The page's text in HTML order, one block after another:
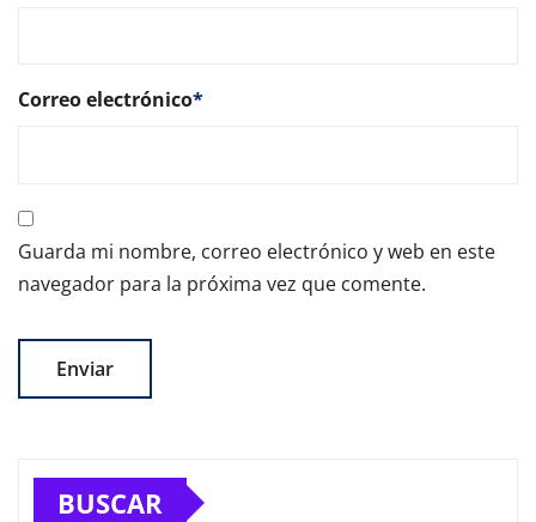
Correo electrónico*
Guarda mi nombre, correo electrónico y web en este
navegador para la próxima vez que comente.
BUSCAR